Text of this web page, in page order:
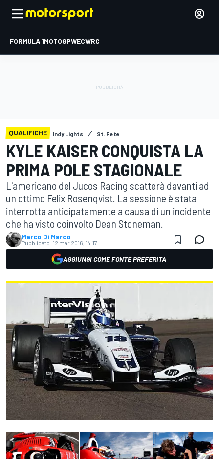
FORMULA 1MOTOGPWECWRC
QUALIFICHE Indy Lights St. Pete
KYLE KAISER CONQUISTA LA
PRIMA POLE STAGIONALE
L'americano del Jucos Racing scatterà davanti ad
un ottimo Felix Rosenqvist. La sessione è stata
interrotta anticipatamente a causa di un incidente
che ha visto coinvolto Dean Stoneman.
Marco Di Marco
Pubblicato: 12 mar 2016, 14:17
AGGIUNGI COME FONTE PREFERITA